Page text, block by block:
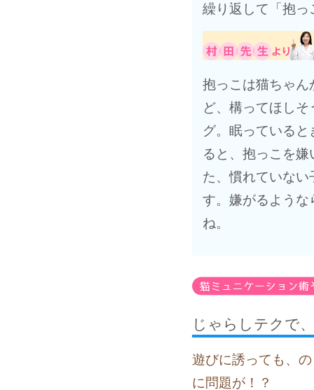
繰り返して「抱
抱っこは猫ちゃ
ど、構ってほし
グ。眠っている
ると、抱っこを
た、慣れていな
す。嫌がるよう
ね。
じゃらしテクで
遊びに誘っても、
に問題が！？